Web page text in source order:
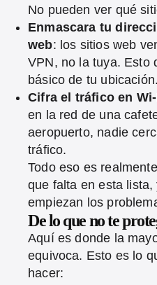
No pueden ver qué
Enmascara tu
web: los sitios web
VPN, no la tuya. Esto
básico de tu ubicación.
Cifra el tráfico en
en la red de una
aeropuerto, nadie
tráfico.
Todo eso es
que falta en esta
empiezan los
De lo que no te
Aquí es donde la
equivoca. Esto es lo
hacer: